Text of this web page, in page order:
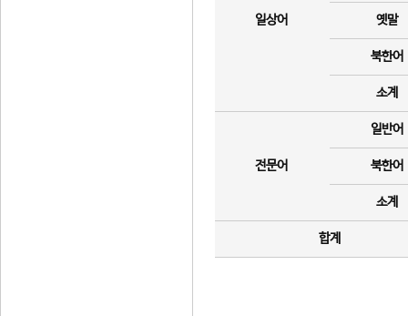
일상어 옛말
북한어
소계
전문어
일반어
북한어
소계
합계